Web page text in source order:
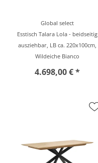
Global select
Esstisch Talara Lola - beidseitig
ausziehbar, LB ca. 220x100cm,
Wildeiche Bianco
4.698,00 € *